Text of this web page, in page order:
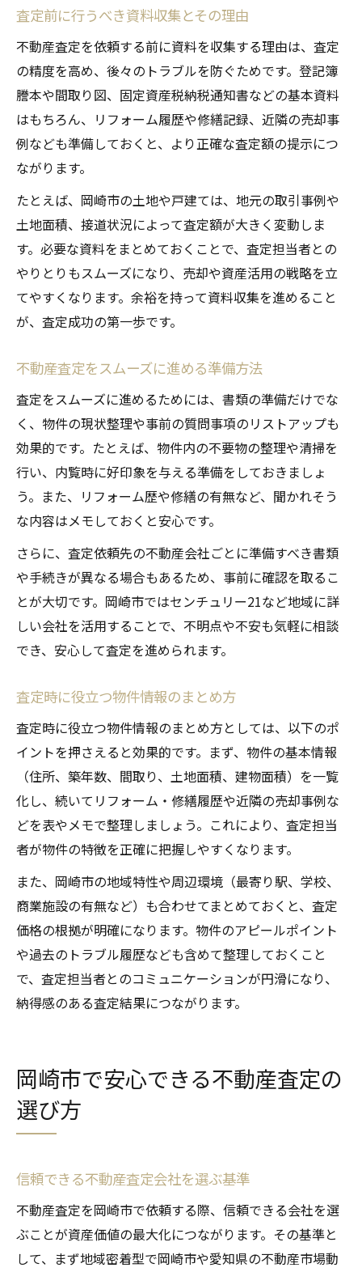
査定前に行うべき資料収集とその理由
不動産査定を依頼する前に資料を収集する理由は、査定
の精度を高め、後々のトラブルを防ぐためです。登記簿
謄本や間取り図、固定資産税納税通知書などの基本資料
はもちろん、リフォーム履歴や修繕記録、近隣の売却事
例なども準備しておくと、より正確な査定額の提示につ
ながります。
たとえば、岡崎市の土地や戸建ては、地元の取引事例や
土地面積、接道状況によって査定額が大きく変動しま
す。必要な資料をまとめておくことで、査定担当者との
やりとりもスムーズになり、売却や資産活用の戦略を立
てやすくなります。余裕を持って資料収集を進めること
が、査定成功の第一歩です。
不動産査定をスムーズに進める準備方法
査定をスムーズに進めるためには、書類の準備だけでな
く、物件の現状整理や事前の質問事項のリストアップも
効果的です。たとえば、物件内の不要物の整理や清掃を
行い、内覧時に好印象を与える準備をしておきましょ
う。また、リフォーム歴や修繕の有無など、聞かれそう
な内容はメモしておくと安心です。
さらに、査定依頼先の不動産会社ごとに準備すべき書類
や手続きが異なる場合もあるため、事前に確認を取るこ
とが大切です。岡崎市ではセンチュリー21など地域に詳
しい会社を活用することで、不明点や不安も気軽に相談
でき、安心して査定を進められます。
査定時に役立つ物件情報のまとめ方
査定時に役立つ物件情報のまとめ方としては、以下のポ
イントを押さえると効果的です。まず、物件の基本情報
（住所、築年数、間取り、土地面積、建物面積）を一覧
化し、続いてリフォーム・修繕履歴や近隣の売却事例な
どを表やメモで整理しましょう。これにより、査定担当
者が物件の特徴を正確に把握しやすくなります。
また、岡崎市の地域特性や周辺環境（最寄り駅、学校、
商業施設の有無など）も合わせてまとめておくと、査定
価格の根拠が明確になります。物件のアピールポイント
や過去のトラブル履歴なども含めて整理しておくこと
で、査定担当者とのコミュニケーションが円滑になり、
納得感のある査定結果につながります。
岡崎市で安心できる不動産査定の
選び方
信頼できる不動産査定会社を選ぶ基準
不動産査定を岡崎市で依頼する際、信頼できる会社を選
ぶことが資産価値の最大化につながります。その基準と
して、まず地域密着型で岡崎市や愛知県の不動産市場動